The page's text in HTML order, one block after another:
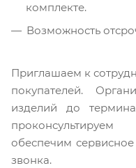
комплекте.
Возможность
Приглашаем к
покупателей.
изделий до
обеспечим
звонка.